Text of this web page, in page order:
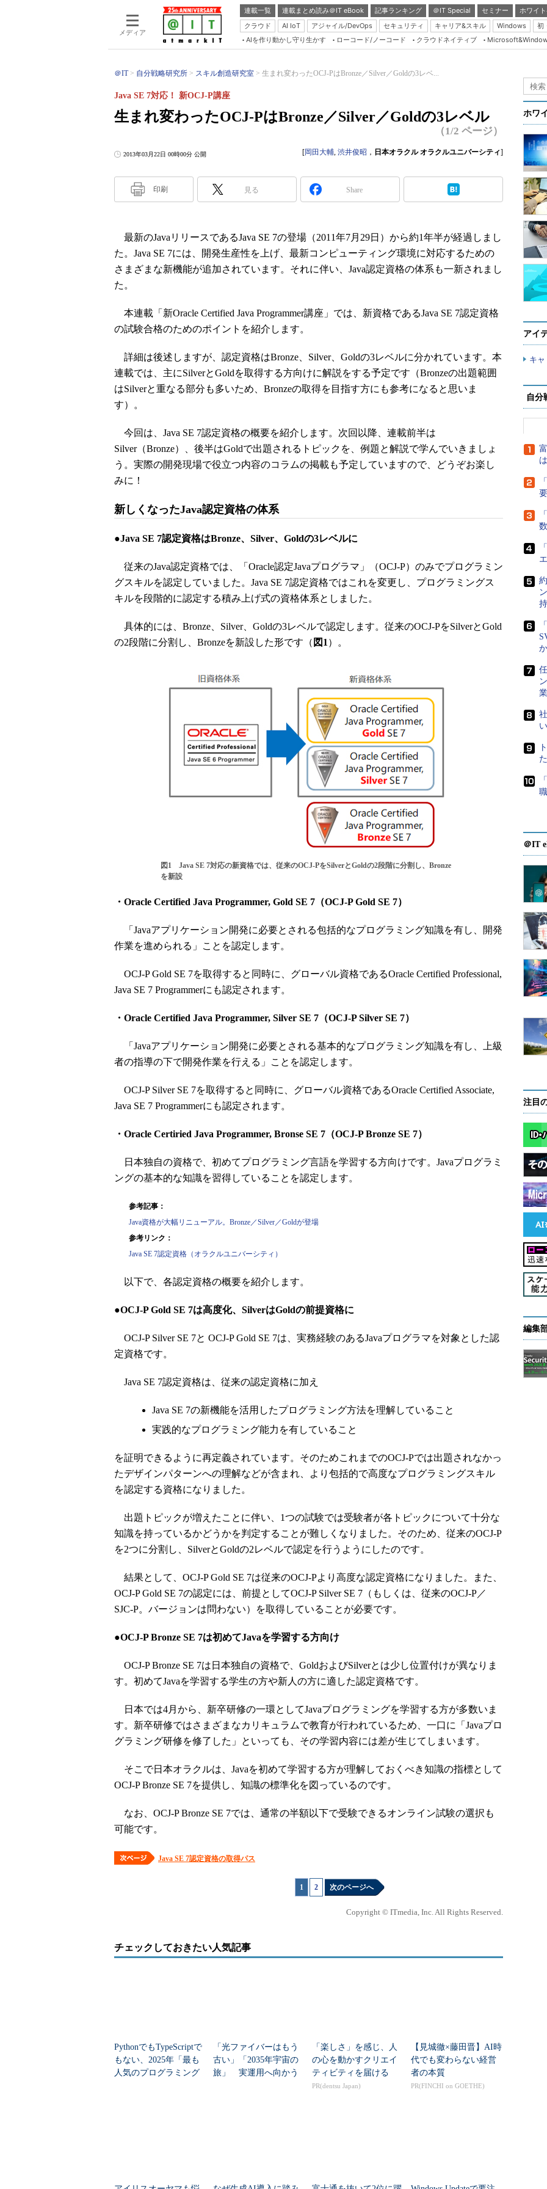
メディア
連載一覧 連載まとめ読み＠IT eBook 記事ランキング ＠IT Special セミナー
ホワイ
クラウド
AI IoT アジャイル/DevOps セキュリティ キャリア&スキル Windows
初
Server & Storage
Java Agile
Database Expert
Master of IP Network
Security & Trust
Insider.NET
ブログ
AIを作り動かし守り生かす ローコード/ノーコード クラウドネイティブ
＠IT 自分戦略研究所 スキル創造研究室 生まれ変わったOCJ-PはBronze／Silver／Goldの3レベ...
生まれ変わったOCJ-PはBronze／Silver／Goldの3レベル
Java SE 7対応！ 新OCJ-P講座
（1/2 ページ）
2013年03月22日 00時00分 公開 [岡田大輔, 渋井俊昭 ， 日本オラクル オラクルユニバーシティ]
印刷 見る Share
最新のJavaリリースであるJava SE 7の登場（2011年7月29日）から約1年半が経過しまし
た。Java SE 7には、開発生産性を上げ、最新コンピューティング環境に対応するための
さまざまな新機能が追加されています。それに伴い、Java認定資格の体系も一新されまし
た。
本連載「新Oracle Certified Java Programmer講座」では、新資格であるJava SE 7認定資格
の試験合格のためのポイントを紹介します。
詳細は後述しますが、認定資格はBronze、Silver、Goldの3レベルに分かれています。本
連載では、主にSilverとGoldを取得する方向けに解説をする予定です（Bronzeの出題範囲
はSilverと重なる部分も多いため、Bronzeの取得を目指す方にも参考になると思いま
す）。
今回は、Java SE 7認定資格の概要を紹介します。次回以降、連載前半は
Silver（Bronze）、後半はGoldで出題されるトピックを、例題と解説で学んでいきましょ
う。実際の開発現場で役立つ内容のコラムの掲載も予定していますので、どうぞお楽し
みに！
新しくなったJava認定資格の体系
●Java SE 7認定資格はBronze、Silver、Goldの3レベルに
従来のJava認定資格では、「Oracle認定Javaプログラマ」（OCJ-P）のみでプログラミン
グスキルを認定していました。Java SE 7認定資格ではこれを変更し、プログラミングス
キルを段階的に認定する積み上げ式の資格体系としました。
具体的には、Bronze、Silver、Goldの3レベルで認定します。従来のOCJ-PをSilverとGold
の2段階に分割し、Bronzeを新設した形です（ 図1 ）。
図1 Java SE 7対応の新資格では、従来のOCJ-PをSilverとGoldの2段階に分割し、Bronze
を新設
・Oracle Certified Java Programmer, Gold SE 7（OCJ-P Gold SE 7）
「Javaアプリケーション開発に必要とされる包括的なプログラミング知識を有し、開発
作業を進められる」ことを認定します。
OCJ-P Gold SE 7を取得すると同時に、グローバル資格であるOracle Certified Professional,
Java SE 7 Programmerにも認定されます。
・Oracle Certified Java Programmer, Silver SE 7（OCJ-P Silver SE 7）
「Javaアプリケーション開発に必要とされる基本的なプログラミング知識を有し、上級
者の指導の下で開発作業を行える」ことを認定します。
OCJ-P Silver SE 7を取得すると同時に、グローバル資格であるOracle Certified Associate,
Java SE 7 Programmerにも認定されます。
・Oracle Certiried Java Programmer, Bronse SE 7（OCJ-P Bronze SE 7）
日本独自の資格で、初めてプログラミング言語を学習する方向けです。Javaプログラミ
ングの基本的な知識を習得していることを認定します。
参考記事：
Java資格が大幅リニューアル。Bronze／Silver／Goldが登場
参考リンク：
Java SE 7認定資格（オラクルユニバーシティ）
以下で、各認定資格の概要を紹介します。
●OCJ-P Gold SE 7は高度化、SilverはGoldの前提資格に
OCJ-P Silver SE 7と OCJ-P Gold SE 7は、実務経験のあるJavaプログラマを対象とした認
定資格です。
Java SE 7認定資格は、従来の認定資格に加え
Java SE 7の新機能を活用したプログラミング方法を理解していること
実践的なプログラミング能力を有していること
を証明できるように再定義されています。そのためこれまでのOCJ-Pでは出題されなかっ
たデザインパターンへの理解などが含まれ、より包括的で高度なプログラミングスキル
を認定する資格になりました。
出題トピックが増えたことに伴い、1つの試験では受験者が各トピックについて十分な
知識を持っているかどうかを判定することが難しくなりました。そのため、従来のOCJ-P
を2つに分割し、SilverとGoldの2レベルで認定を行うようにしたのです。
結果として、OCJ-P Gold SE 7は従来のOCJ-Pより高度な認定資格になりました。また、
OCJ-P Gold SE 7の認定には、前提としてOCJ-P Silver SE 7（もしくは、従来のOCJ-P／
SJC-P。バージョンは問わない）を取得していることが必要です。
●OCJ-P Bronze SE 7は初めてJavaを学習する方向け
OCJ-P Bronze SE 7は日本独自の資格で、GoldおよびSilverとは少し位置付けが異なりま
す。初めてJavaを学習する学生の方や新人の方に適した認定資格です。
日本では4月から、新卒研修の一環としてJavaプログラミングを学習する方が多数いま
す。新卒研修ではさまざまなカリキュラムで教育が行われているため、一口に「Javaプロ
グラミング研修を修了した」といっても、その学習内容には差が生じてしまいます。
そこで日本オラクルは、Javaを初めて学習する方が理解しておくべき知識の指標として
OCJ-P Bronze SE 7を提供し、知識の標準化を図っているのです。
なお、OCJ-P Bronze SE 7では、通常の半額以下で受験できるオンライン試験の選択も
可能です。
Java SE 7認定資格の取得パス
1 2 次のページへ
Copyright © ITmedia, Inc. All Rights Reserved.
チェックしておきたい人気記事
PythonでもTypeScriptで
もない、2025年「最も
人気のプログラミング
「光ファイバーはもう
古い」「2035年宇宙の
旅」 実運用へ向かう
「楽しさ」を感じ、人
の心を動かすクリエイ
ティビティを届ける
PR(dentsu Japan)
【見城徹×藤田晋】AI時
代でも変わらない経営
者の本質
PR(FINCHI on GOETHE)
ホワ
アイ
キ
自分
か
＠IT
注目
編集